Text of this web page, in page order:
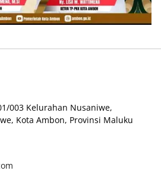
003 Kelurahan Nusaniwe,
Kota Ambon, Provinsi Maluku